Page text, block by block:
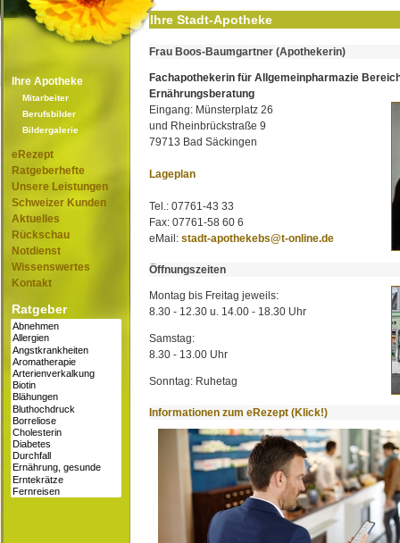
Ihre Apotheke
Mitarbeiter
Berufsbilder
Bildergalerie
eRezept
Ratgeberhefte
Unsere Leistungen
Schweizer Kunden
Aktuelles
Rückschau
Notdienst
Wissenswertes
Kontakt
Ratgeber
Ihre Stadt-Apotheke
Frau Boos-Baumgartner (Apothekerin)
Fachapothekerin für Allgemeinpharmazie
Ernährungsberatung
Eingang: Münsterplatz 26
und Rheinbrückstraße 9
79713 Bad Säckingen
Lageplan
Tel.: 07761-43 33
Fax: 07761-58 60 6
eMail: stadt-apothekebs@t-online.de
Öffnungszeiten
Montag bis Freitag jeweils:
8.30 - 12.30 u. 14.00 - 18.30 Uhr
Samstag:
8.30 - 13.00 Uhr
Sonntag: Ruhetag
Informationen zum eRezept (Klick!)